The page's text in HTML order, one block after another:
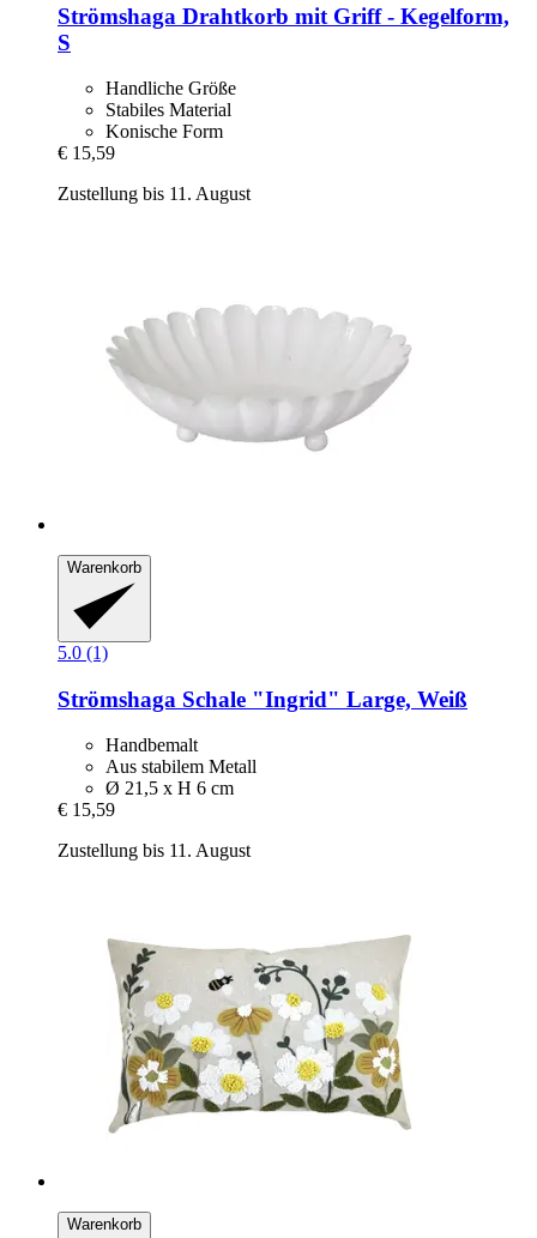
Strömshaga Drahtkorb mit Griff -​ Kegelform,
S
Handliche Größe
Stabiles Material
Konische Form
€ 15,59
Zustellung bis 11. August
Warenkorb
5.0 (1)
Strömshaga Schale "Ingrid" Large, Weiß
Handbemalt
Aus stabilem Metall
Ø 21,5 x H 6 cm
€ 15,59
Zustellung bis 11. August
Warenkorb